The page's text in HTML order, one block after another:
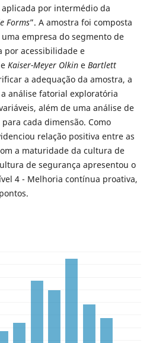
por intermédio da
Forms”. A amostra foi composta
empresa do segmento de
por acessibilidade e
Kaiser-Meyer Olkine Bartlett
a adequação da amostra, a
análise fatorial exploratória
além de uma análise de
cada dimensão. Como
relação positiva entre as
a maturidade da cultura de
de segurança apresentou o
4 - Melhoria contínua proativa,